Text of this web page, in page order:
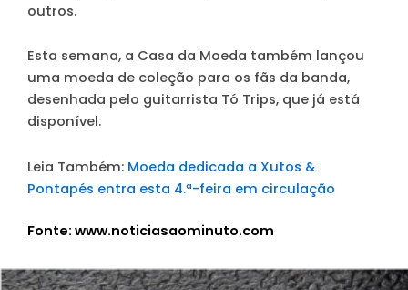
outros.
Esta semana, a Casa da Moeda também lançou
uma moeda de coleção para os fãs da banda,
desenhada pelo guitarrista Tó Trips, que já está
disponível.
Leia Também: Moeda dedicada a Xutos &
Pontapés entra esta 4.ª-feira em circulação
Fonte: www.noticiasaominuto.com